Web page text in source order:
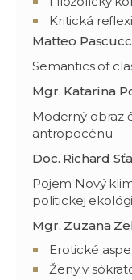
Kritická
Matteo
Semantics of
Mgr. Katarína
Moderný obraz
antropocénu
Doc. Richard
Pojem Nový
politickej
Mgr. Zuzana
Erotické
Ženy v